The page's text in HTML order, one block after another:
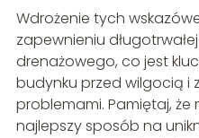
Wdrożenie tych
zapewnieniu
drenażowego, co jest
budynku przed wilgocią i
problemami. Pamiętaj,
najlepszy sposób na